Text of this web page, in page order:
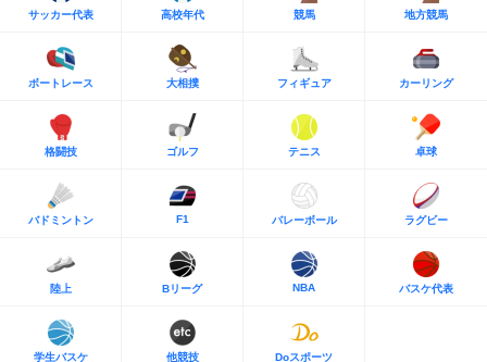
サッカー代表 高校年代 競馬 地方競馬
ボートレース 大相撲 フィギュア カーリング
格闘技 ゴルフ テニス 卓球
バドミントン F1 バレーボール ラグビー
陸上 Bリーグ NBA バスケ代表
学生バスケ 他競技 Doスポーツ